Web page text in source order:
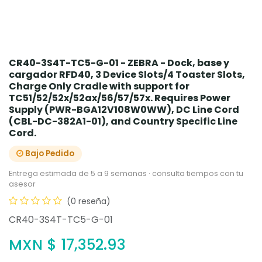
CR40-3S4T-TC5-G-01 - ZEBRA - Dock, base y
cargador RFD40, 3 Device Slots/4 Toaster Slots,
Charge Only Cradle with support for
TC51/52/52x/52ax/56/57/57x. Requires Power
Supply (PWR-BGA12V108W0WW), DC Line Cord
(CBL-DC-382A1-01), and Country Specific Line
Cord.
Bajo Pedido
Entrega estimada de 5 a 9 semanas · consulta tiempos con tu
asesor
(0 reseña)
CR40-3S4T-TC5-G-01
MXN $ 17,352.93